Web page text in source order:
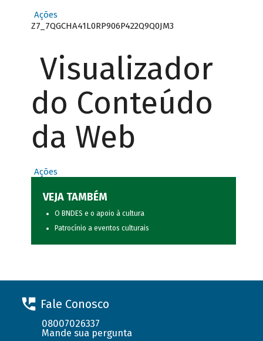
Ações
Z7_7QGCHA41L0RP906P422Q9Q0JM3
Visualizador
do Conteúdo
da Web
Ações
VEJA TAMBÉM
O BNDES e o apoio à cultura
Patrocínio a eventos culturais
Fale Conosco
08007026337
Mande sua pergunta